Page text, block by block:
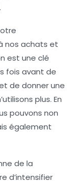
.
nos achats et
est une clé
fois avant de
de donner une
plus. En
pouvons non
également
de la
d’intensifier